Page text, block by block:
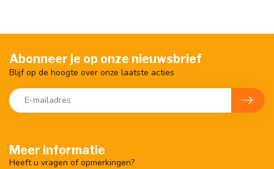
Meer informatie
Heeft u vragen of opmerkingen?
Abonneer je op onze nieuwsbrief
Blijf op de hoogte over onze laatste acties